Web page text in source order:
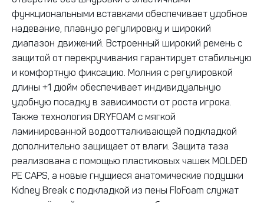
функциональными вставками обеспечивает удобное
надевание, плавную регулировку и широкий
диапазон движений. Встроенный широкий ремень с
защитой от перекручивания гарантирует стабильную
и комфортную фиксацию. Молния с регулировкой
длины +1 дюйм обеспечивает индивидуальную
удобную посадку в зависимости от роста игрока.
Также технология DRYFOAM с мягкой
ламинированной водоотталкивающей подкладкой
дополнительно защищает от влаги. Защита таза
реализована с помощью пластиковых чашек MOLDED
PE CAPS, а новые гнущиеся анатомические подушки
Kidney Break с подкладкой из пены FloFoam служат